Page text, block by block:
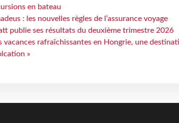
en bateau
: les nouvelles règles de l’assurance voyage
publie ses résultats du deuxième trimestre 2026
vacances rafraîchissantes en Hongrie, une
»